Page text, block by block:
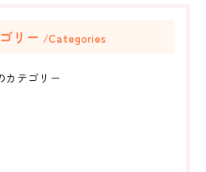
リー Categories
カテゴリー